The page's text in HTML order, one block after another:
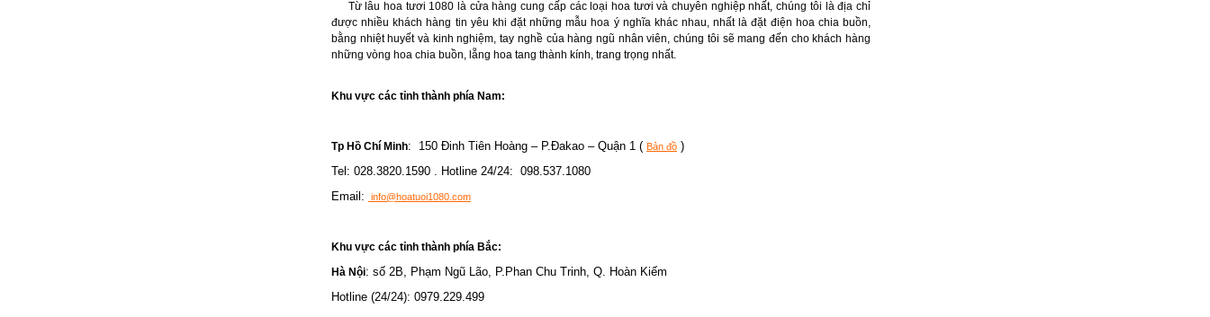
Từ lâu hoa tươi 1080 là cửa hàng cung cấp các loại hoa tươi và chuyên nghiệp nhất, chúng tôi là địa chỉ
được nhiều khách hàng tin yêu khi đặt những mẫu hoa ý nghĩa khác nhau, nhất là đặt điện hoa chia buồn,
bằng nhiệt huyết và kinh nghiệm, tay nghề của hàng ngũ nhân viên, chúng tôi sẽ mang đến cho khách hàng
những vòng hoa chia buồn, lẵng hoa tang thành kính, trang trọng nhất.
Khu vực các tỉnh thành phía Nam:
Tp Hồ Chí Minh: 150 Đinh Tiên Hoàng – P.Đakao – Quận 1 ( Bản đồ )
Tel: 028.3820.1590 . Hotline 24/24: 098.537.1080
Email:
info@hoatuoi1080.com
Khu vực các tỉnh thành phía Bắc:
Hà Nội: số 2B, Phạm Ngũ Lão, P.Phan Chu Trinh, Q. Hoàn Kiếm
Hotline (24/24): 0979.229.499